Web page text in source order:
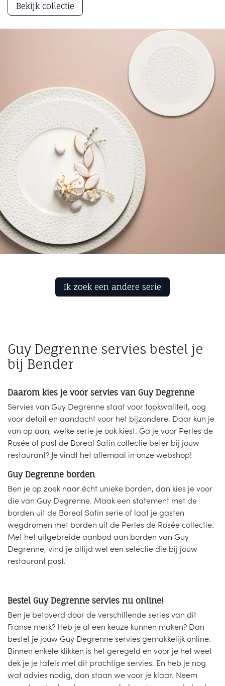
Bekijk collectie
Ik zoek een andere ​​serie
Guy Degrenne servies bestel je
bij Bender
Daarom kies je voor servies van Guy Degrenne
Servies van Guy Degrenne staat voor topkwaliteit, oog
voor detail en aandacht voor het bijzondere. Daar kun je
van op aan, welke serie je ook kiest. Ga je voor Perles de
Rosée of past de Boreal Satin collectie beter bij jouw
restaurant? Je vindt het allemaal in onze webshop!
Guy Degrenne borden
Ben je op zoek naar écht unieke borden, dan kies je voor
die van Guy Degrenne. Maak een statement met de
borden uit de Boreal Satin serie of laat je gasten
wegdromen met borden uit de Perles de Rosée collectie.
Met het uitgebreide aanbod aan borden van Guy
Degrenne, vind je altijd wel een selectie die bij jouw
restaurant past.
Bestel Guy Degrenne servies nu online!
Ben je betoverd door de verschillende series van dit
Franse merk? Heb je al een keuze kunnen maken? Dan
bestel je jouw Guy Degrenne servies gemakkelijk online.
Binnen enkele klikken is het geregeld en voor je het weet
dek je je tafels met dit prachtige servies. En heb je nog
wat advies nodig, dan staan we voor je klaar. Neem